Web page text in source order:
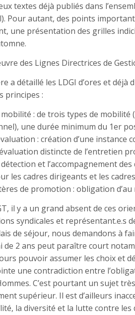
textes déjà publiés dans
Pour autant, des points
une présentation des grilles
des Lignes Directrices de
a détaillé les LDGI d’ores et
principes :
mobilité : de trois types de
une durée minimum du 1er
: création d’une
distincte de l’entretien
et l’accompagnement
les cadres dirigeants et les
de promotion : obligation
il y a un grand absent de ces
syndicales et représentant.e.s
de séjour, nous demandons à
de 2 ans peut paraître court
pouvoir assumer les choix et
une contradiction entre
C’est pourtant un sujet
supérieur. Il est d’ailleurs
la diversité et la lutte contre